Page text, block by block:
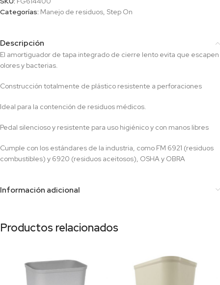
Categorías: Manejo de residuos Step On
Descripción
El amortiguador de tapa integrado de cierre lento evita que escapen
olores y bacterias.
Construcción totalmente de plástico resistente a perforaciones
Ideal para la contención de residuos médicos.
Pedal silencioso y resistente para uso higiénico y con manos libres
Cumple con los estándares de la industria, como FM 6921 (residuos
combustibles) y 6920 (residuos aceitosos), OSHA y OBRA
Información adicional
Productos relacionados